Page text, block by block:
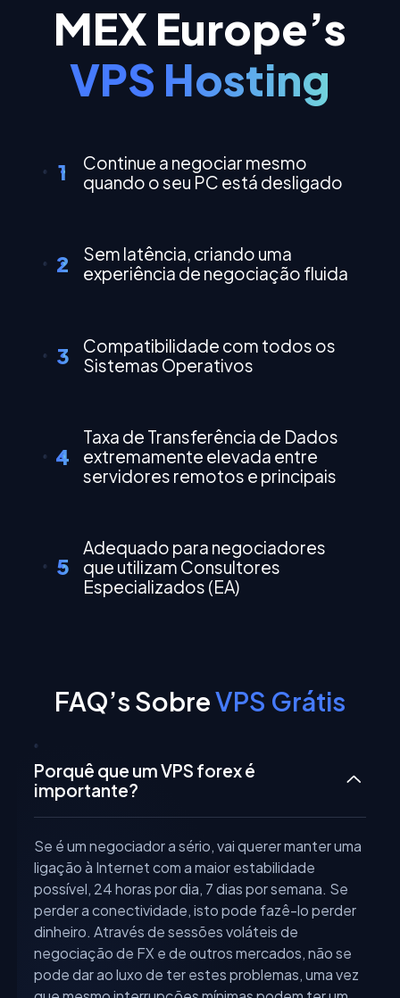
MEX Europe’s
VPS Hosting
1
Continue a negociar mesmo
quando o seu PC está desligado
2
Sem latência, criando uma
experiência de negociação fluida
3
Compatibilidade com todos os
Sistemas Operativos
4
Taxa de Transferência de Dados
extremamente elevada entre
servidores remotos e principais
5
Adequado para negociadores
que utilizam Consultores
Especializados (EA)
FAQ’s SobreVPS Grátis
Porquê que um VPS forex é
importante?
Se é um negociador a sério, vai querer manter uma
ligação à Internet com a maior estabilidade
possível, 24 horas por dia, 7 dias por semana. Se
perder a conectividade, isto pode fazê-lo perder
dinheiro. Através de sessões voláteis de
negociação de FX e de outros mercados, não se
pode dar ao luxo de ter estes problemas, uma vez